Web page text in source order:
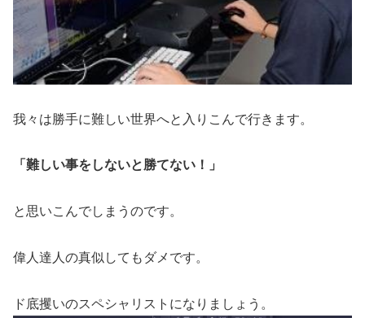
我々は勝手に難しい世界へと入りこんで行きます。
「難しい事をしないと勝てない！」
と思いこんでしまうのです。
偉人達人の真似してもダメです。
ド底攫いのスペシャリストになりましょう。